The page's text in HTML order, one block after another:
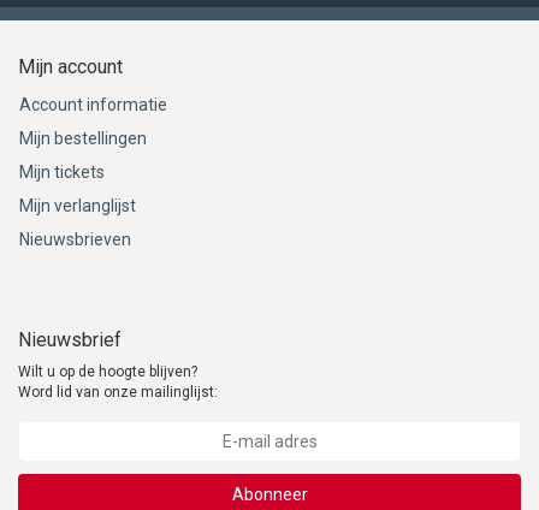
Mijn account
Account informatie
Mijn bestellingen
Mijn tickets
Mijn verlanglijst
Nieuwsbrieven
Nieuwsbrief
Wilt u op de hoogte blijven?
Word lid van onze mailinglijst:
Abonneer